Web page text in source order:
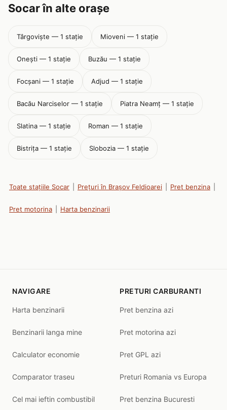
Socar în alte orașe
Târgoviște — 1 stație Mioveni — 1 stație
Onești — 1 stație Buzău — 1 stație
Focşani — 1 stație Adjud — 1 stație
Bacău Narciselor — 1 stație Piatra Neamţ — 1 stație
Slatina — 1 stație Roman — 1 stație
Bistriţa — 1 stație Slobozia — 1 stație
Toate stațiile Socar Prețuri în Brașov Feldioarei Pret benzina
Pret motorina Harta benzinarii
NAVIGARE
Harta benzinarii
Benzinarii langa mine
Calculator economie
Comparator traseu
Cel mai ieftin combustibil
PRETURI CARBURANTI
Pret benzina azi
Pret motorina azi
Pret GPL azi
Preturi Romania vs Europa
Pret benzina Bucuresti